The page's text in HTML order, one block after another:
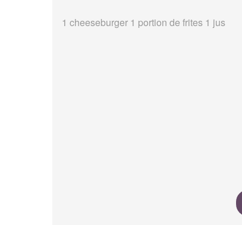
1 cheeseburger 1 portion de frites 1 jus